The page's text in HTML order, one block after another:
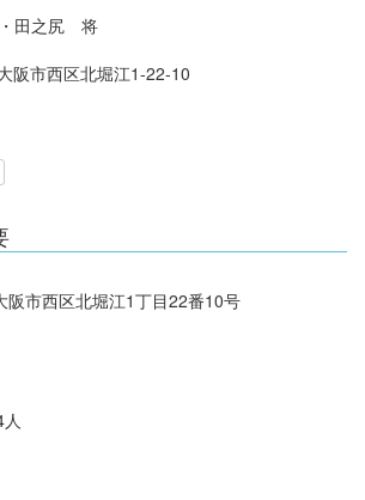
・田之尻 将
阪市西区北堀江1-22-10
阪市西区北堀江1丁目22番10号